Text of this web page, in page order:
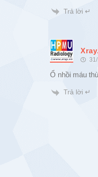
Trả lời ↵
Ổ nhồi máu
Trả lời ↵